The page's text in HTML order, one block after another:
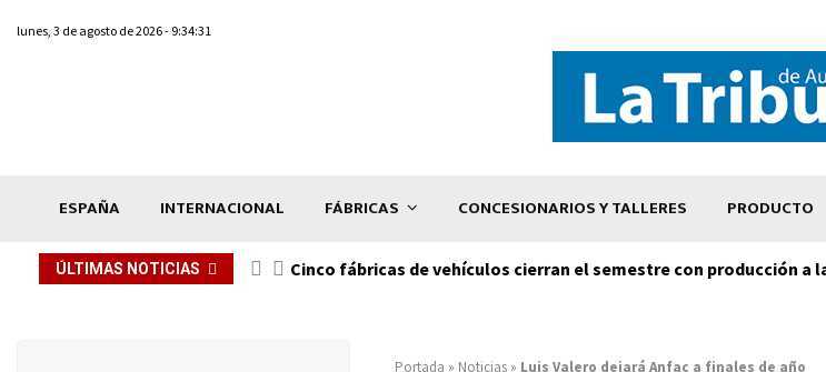
lunes, 3 de agosto de 2026 - 9:34:31
ESPAÑA INTERNACIONAL FÁBRICAS CONCESIONARIOS Y TALLERES PRODUCTO
ÚLTIMAS NOTICIAS Cinco fábricas de vehículos cierran el semestre con producción a
Portada » Noticias » Luis Valero dejará Anfac a finales de año